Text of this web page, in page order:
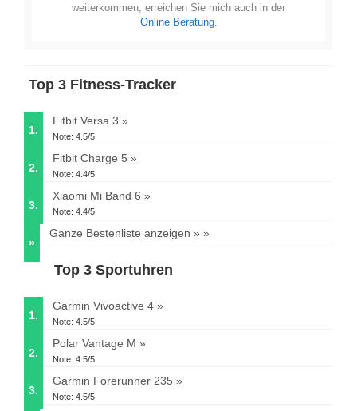
weiterkommen, erreichen Sie mich auch in der
Online Beratung.
Top 3 Fitness-Tracker
1.
Fitbit Versa 3
Note: 4.5/5
2.
Fitbit Charge 5
Note: 4.4/5
3.
Xiaomi Mi Band 6
Note: 4.4/5
»
Ganze Bestenliste anzeigen »
Top 3 Sportuhren
1.
Garmin Vivoactive 4
Note: 4.5/5
2.
Polar Vantage M
Note: 4.5/5
3.
Garmin Forerunner 235
Note: 4.5/5